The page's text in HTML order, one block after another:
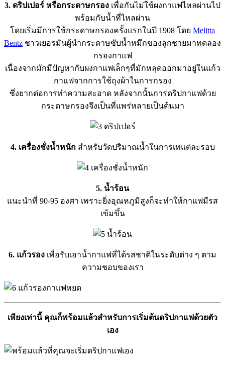
3. ดริปเปอร์ หรือกระดาษกรอง เพื่อกันไม่ใช้ผงกาแฟไหลผ่านไป
พร้อมกับน้ำที่ไหลผ่าน
โดยเริ่มมีการใช้กระดาษกรองครั้งแรกในปี 1908 โดย Melitta
Bentz ชาวเยอรมันผู้นำกระดาษซับน้ำหมึกของลูกชายมาทดลอง
กรองกาแฟ
เนื่องจากมักมีปัญหากับผงกาแฟเล็กๆที่มักหลุดออกมาอยู่ในแก้ว
กาแฟจากการใช้ถุงผ้าในการกรอง
ซึ่งยากต่อการทำความสะอาด หลังจากนั้นการดริปกาแฟด้วย
กระดาษกรองจึงเป็นที่แพร่หลายเป็นต้นมา
4. เครื่องชั่งน้ำหนักสำหรับวัดปริมาณน้ำในการเทแต่ละรอบ
5. น้ำร้อน
แนะนำที่ 90-95 องศา เพราะยิ่งอุณหภูมิสูงก็จะทำให้กาแฟมีรส
เข้มขึ้น
6. แก้วรอง เพื่อรับเอาน้ำกาแฟที่ได้รสชาติในระดับต่าง ๆ ตาม
ความชอบของเรา
เพียงเท่านี้ คุณก็พร้อมแล้วสำหรับการเริ่มต้นดริปกาแฟด้วยตัว
เอง